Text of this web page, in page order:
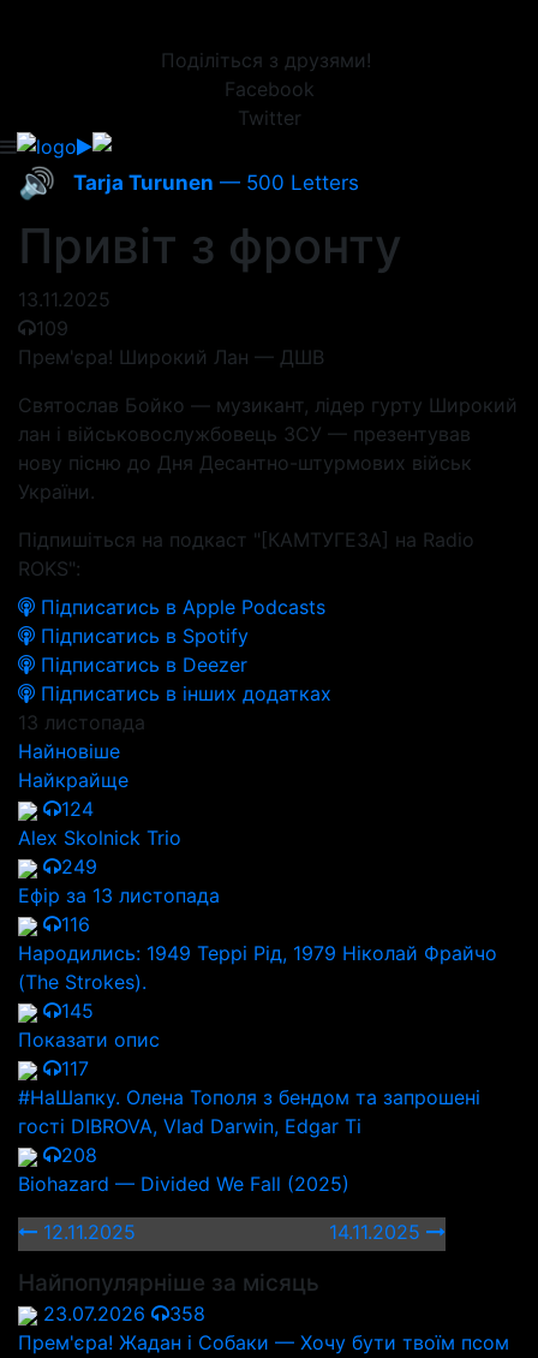
Поділіться з друзями!
Facebook
Twitter
🔊 Tarja Turunen — 500 Letters
Привіт з фронту
13.11.2025
109
Прем'єра! Широкий Лан — ДШВ
Святослав Бойко — музикант, лідер гурту Широкий
лан і військовослужбовець ЗСУ — презентував
нову пісню до Дня Десантно-штурмових військ
України.
Підпишіться на подкаст "[КАМТУГЕЗА] на Radio
ROKS":
Підписатись в Apple Podcasts
Підписатись в Spotify
Підписатись в Deezer
Підписатись в інших додатках
13 листопада
Найновіше
Найкрайще
124
Alex Skolnick Trio
249
Ефір за 13 листопада
116
Народились: 1949 Террі Рід, 1979 Ніколай Фрайчо
(The Strokes).
145
Показати опис
117
#НаШапку. Олена Тополя з бендом та запрошені
гості DIBROVA, Vlad Darwin, Edgar Ti
208
Biohazard — Divided We Fall (2025)
12.11.2025
14.11.2025
Найпопулярніше за місяць
23.07.2026
358
Прем'єра! Жадан і Собаки — Хочу бути твоїм псом